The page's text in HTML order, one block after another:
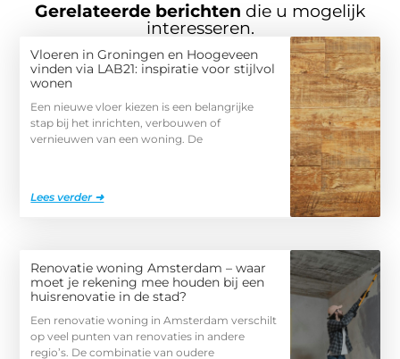
Gerelateerde berichten die u mogelijk
interesseren.
Vloeren in Groningen en Hoogeveen
vinden via LAB21: inspiratie voor stijlvol
wonen
Een nieuwe vloer kiezen is een belangrijke
stap bij het inrichten, verbouwen of
vernieuwen van een woning. De
Lees verder ➜
Renovatie woning Amsterdam – waar
moet je rekening mee houden bij een
huisrenovatie in de stad?
Een renovatie woning in Amsterdam verschilt
op veel punten van renovaties in andere
regio’s. De combinatie van oudere